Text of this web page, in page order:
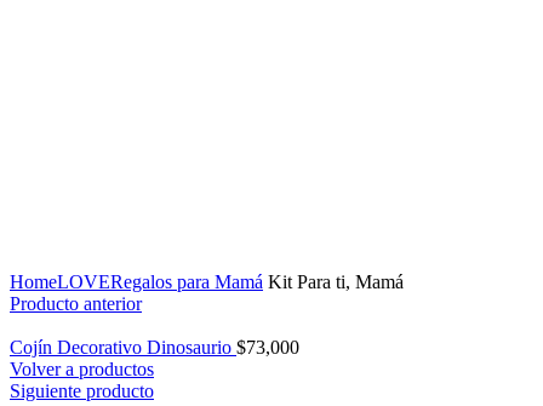
HomeLOVERegalos para Mamá Kit Para ti, Mamá
Producto anterior
Cojín Decorativo Dinosaurio $73,000
Volver a productos
Siguiente producto